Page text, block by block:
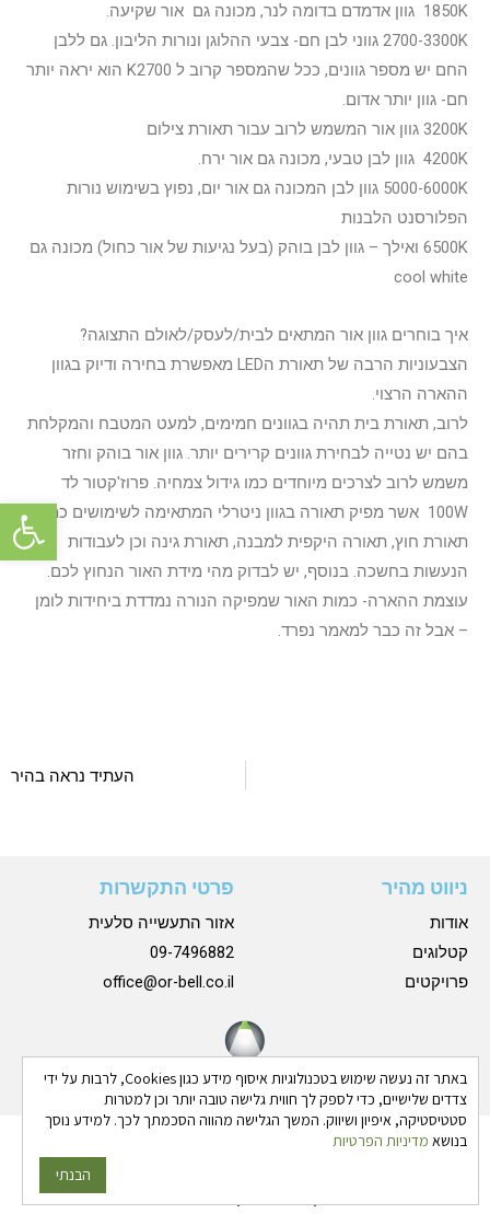
פתח
באתר זה נעשה שימוש בטכנולוגיות איסוף מידע כגון Cookies, לרבות על ידי
צדדים שלישיים, כדי לספק לך חווית גלישה טובה יותר וכן למטרות
סטטיסטיקה, איפיון ושיווק. המשך הגלישה מהווה הסכמתך לכך. למידע נוסך
בנושא מדיניות הפרטיות
הבנתי
1850K גוון אדמדם בדומה לנר, מכונה גם אור שקיעה.
2700-3300K גווני לבן חם- צבעי ההלוגן ונורות הליבון. גם ללבן
החם יש מספר גוונים, ככל שהמספר קרוב ל K2700 הוא יראה יותר
חם- גוון יותר אדום.
3200K גוון אור המשמש לרוב עבור תאורת צילום
4200K גוון לבן טבעי, מכונה גם אור ירח.
5000-6000K גוון לבן המכונה גם אור יום, נפוץ בשימוש נורות
הפלורסנט הלבנות
6500K ואילך – גוון לבן בוהק (בעל נגיעות של אור כחול) מכונה גם
cool white
איך בוחרים גוון אור המתאים לבית/לעסק/לאולם התצוגה?
הצבעוניות הרבה של תאורת הLED מאפשרת בחירה ודיוק בגוון
ההארה הרצוי.
לרוב, תאורת בית תהיה בגוונים חמימים, למעט המטבח והמקלחת
בהם יש נטייה לבחירת גוונים קרירים יותר. גוון אור בוהק וחזר
משמש לרוב לצרכים מיוחדים כמו גידול צמחיה. פרוז'קטור לד
100W אשר מפיק תאורה בגוון ניטרלי המתאימה לשימושים כמו
תאורת חוץ, תאורה היקפית למבנה, תאורת גינה וכן לעבודות
הנעשות בחשכה. בנוסף, יש לבדוק מהי מידת האור הנחוץ לכם.
עוצמת ההארה- כמות האור שמפיקה הנורה נמדדת ביחידות לומן
– אבל זה כבר למאמר נפרד.
העתיד נראה בהיר
ניווט מהיר
אודות
קטלוגים
פרויקטים
פרטי התקשרות
אזור התעשייה סלעית
09-7496882
office@or-bell.co.il
כל הזכויות שמורות © 2024 אורבל |